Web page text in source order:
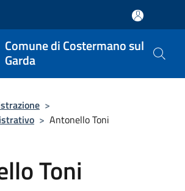
Comune di Costermano sul
Garda
>
> Antonello Toni
Toni